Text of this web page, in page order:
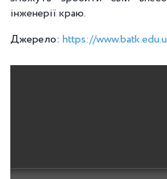
інженерії краю.
Джерело: https://